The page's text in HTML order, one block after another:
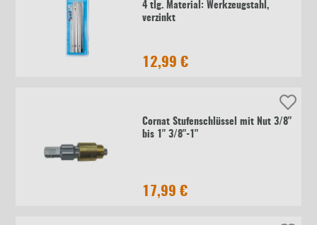
4 tlg. Material: Werkzeugstahl,
verzinkt
12,99 €
Cornat Stufenschlüssel mit Nut 3/8"
bis 1" 3/8"-1"
17,99 €